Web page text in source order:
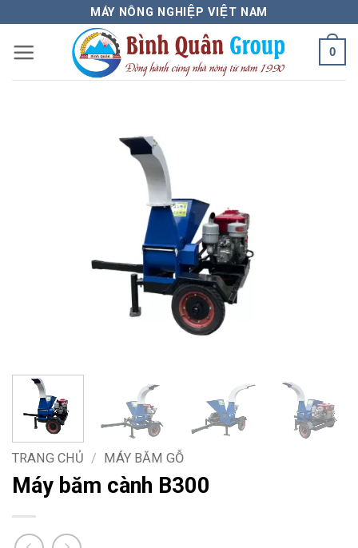
nội
dung
MÁY NÔNG NGHIỆP VIỆT NAM
0
TRANG CHỦ / MÁY BĂM GỖ
Máy băm cành B300